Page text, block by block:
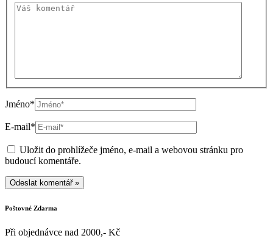
Jméno*
E-mail*
Uložit do prohlížeče jméno, e-mail a webovou stránku pro
budoucí komentáře.
Poštovné Zdarma
Při objednávce nad 2000,- Kč